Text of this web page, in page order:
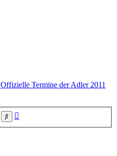
Offizielle Termine der Adler 2011
Suche